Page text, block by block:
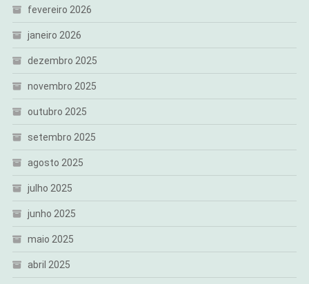
fevereiro 2026
janeiro 2026
dezembro 2025
novembro 2025
outubro 2025
setembro 2025
agosto 2025
julho 2025
junho 2025
maio 2025
abril 2025